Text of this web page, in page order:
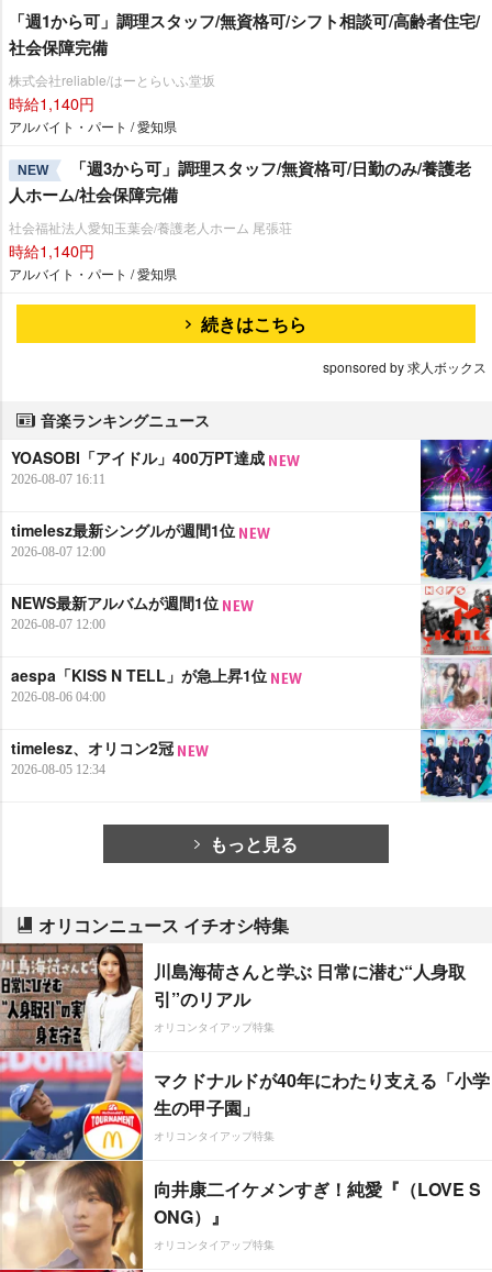
「週1から可」調理スタッフ/無資格可/シフト相談可/高齢者住宅/
社会保障完備
株式会社reliable/はーとらいふ堂坂
時給1,140円
アルバイト・パート / 愛知県
NEW
「週3から可」調理スタッフ/無資格可/日勤のみ/養護老
人ホーム/社会保障完備
社会福祉法人愛知玉葉会/養護老人ホーム 尾張荘
時給1,140円
アルバイト・パート / 愛知県
続きはこちら
sponsored by 求人ボックス
音楽ランキングニュース
YOASOBI「アイドル」400万PT達成
2026-08-07 16:11
timelesz最新シングルが週間1位
2026-08-07 12:00
NEWS最新アルバムが週間1位
2026-08-07 12:00
aespa「KISS N TELL」が急上昇1位
2026-08-06 04:00
timelesz、オリコン2冠
2026-08-05 12:34
もっと見る
オリコンニュース イチオシ特集
川島海荷さんと学ぶ 日常に潜む“人身取
引”のリアル
オリコンタイアップ特集
マクドナルドが40年にわたり支える「小学
生の甲子園」
オリコンタイアップ特集
向井康二イケメンすぎ！純愛『（LOVE S
ONG）』
オリコンタイアップ特集